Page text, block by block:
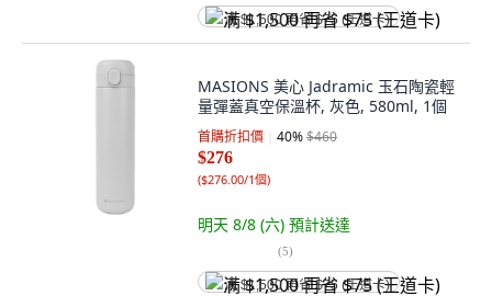
满 $1,500 再省 $75 (王道卡)
MASIONS 美心 Jadramic 玉石陶瓷輕
量彈蓋真空保溫杯, 灰色, 580ml, 1個
首購折扣價 40%$460
$276
($276.00/1個)
明天 8/8 (六) 預計送達
(5)
满 $1,500 再省 $75 (王道卡)